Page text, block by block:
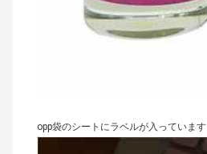
opp袋のシートにラベルが入っています